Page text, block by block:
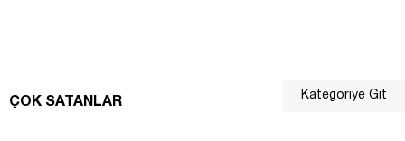
ÇOK SATANLAR
Kategoriye Git